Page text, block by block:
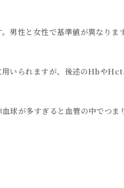
男性と女性で基準値が異なり
いられますが、後述のHbや
球が多すぎると血管の中でつ